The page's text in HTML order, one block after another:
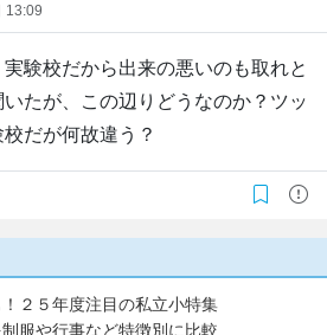
13:09
験校だから出来の悪いのも取れと
たが、この辺りどうなのか？ツッ
だが何故違う？